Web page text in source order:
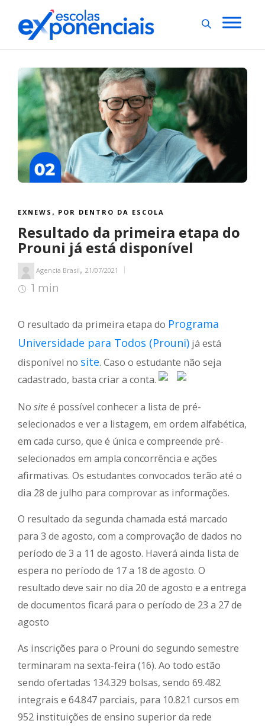
EXNEWS , POR DENTRO DA ESCOLA
Resultado da primeira etapa do
Prouni já está disponível
Agencia Brasil, 21/07/2021
1 min
O resultado da primeira etapa do Programa
Universidade para Todos (Prouni) já está
disponível no site. Caso o estudante não seja
cadastrado, basta criar a conta.
No siteé possível conhecer a lista de pré-
selecionados e ver a listagem, em ordem alfabética,
em cada curso, que é única e compreende pré-
selecionados em ampla concorrência e ações
afirmativas. Os estudantes convocados terão até o
dia 28 de julho para comprovar as informações.
O resultado da segunda chamada está marcado
para 3 de agosto, com a comprovação de dados no
período de 3 a 11 de agosto. Haverá ainda lista de
espera no período de 17 a 18 de agosto. O
resultado deve sair no dia 20 de agosto e a entrega
de documentos ficará para o período de 23 a 27 de
agosto
As inscrições para o Prouni do segundo semestre
terminaram na sexta-feira (16). Ao todo estão
sendo ofertadas 134.329 bolsas, sendo 69.482
integrais e 64.847 parciais, para 10.821 cursos em
952 instituições de ensino superior da rede